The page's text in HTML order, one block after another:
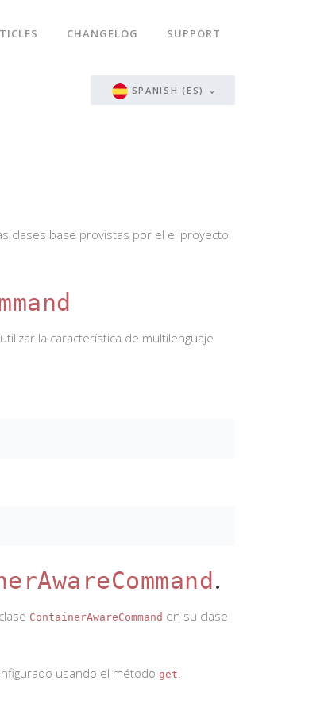
CHANGELOG SUPPORT
SPANISH (ES)
clases base provistas por el el proyecto
la característica de multilenguaje
.
ContainerAwareCommand en su clase
usando el método get